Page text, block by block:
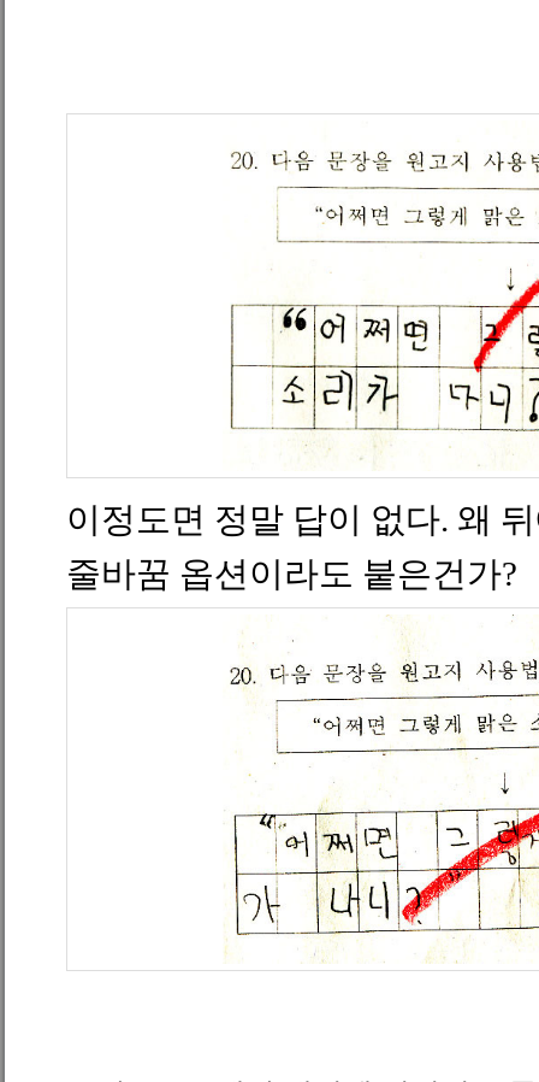
이정도면 정말 답이 없다. 왜
줄바꿈 옵션이라도 붙은건가?